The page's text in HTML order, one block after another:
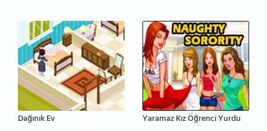
Dağınık Ev Yaramaz Kız Öğrenci Yurdu